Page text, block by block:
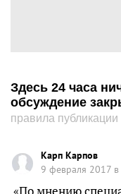
Здесь 24 часа
обсуждение
правила публикации
Карп Карпов
9 февраля 2017
«По мнению